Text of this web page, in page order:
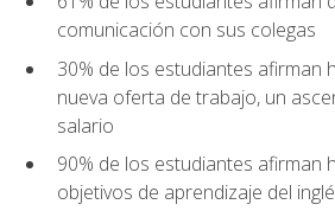
comunicación con sus colegas
30% de los estudiantes afirman
nueva oferta de trabajo, un
salario
90% de los estudiantes afirman
objetivos de aprendizaje del